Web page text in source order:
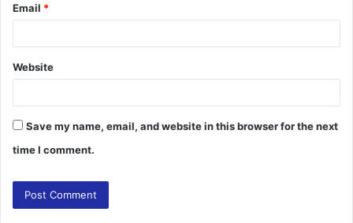
Email *
Website
Save my name, email, and website in this browser for the next
time I comment.